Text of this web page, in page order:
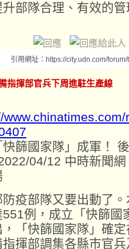
升部隊合理、有效的
引用網址：https://city.udn.com/
指揮部官兵下周進駐生產線
篩國家隊」成軍！
04/12 中時新聞網
防疫部隊又要出動了
551例，成立「快篩國
，「快篩國家隊」確
指揮部調集各縣市官